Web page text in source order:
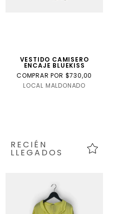
VESTIDO CAMISERO
ENCAJE BLUEKISS
COMPRAR POR $730,00
LOCAL MALDONADO
RECIÉN
LLEGADOS